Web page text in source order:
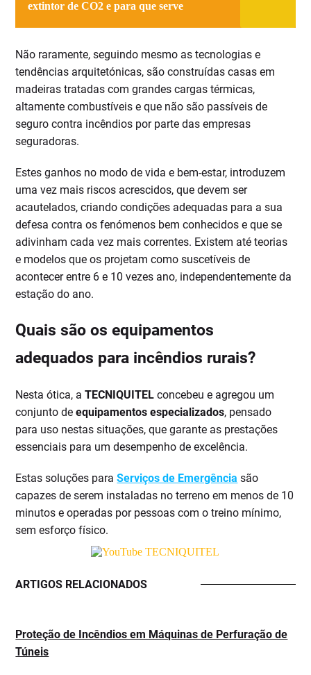
extintor de CO2 e para que serve
Não raramente, seguindo mesmo as tecnologias e
tendências arquitetónicas, são construídas casas em
madeiras tratadas com grandes cargas térmicas,
altamente combustíveis e que não são passíveis de
seguro contra incêndios por parte das empresas
seguradoras.
Estes ganhos no modo de vida e bem-estar, introduzem
uma vez mais riscos acrescidos, que devem ser
acautelados, criando condições adequadas para a sua
defesa contra os fenómenos bem conhecidos e que se
adivinham cada vez mais correntes. Existem até teorias
e modelos que os projetam como suscetíveis de
acontecer entre 6 e 10 vezes ano, independentemente da
estação do ano.
Quais são os equipamentos
adequados para incêndios rurais?
Nesta ótica, aTECNIQUITEL concebeu e agregou um
conjunto deequipamentos especializados, pensado
para uso nestas situações, que garante as prestações
essenciais para um desempenho de excelência.
Estas soluções paraServiços de Emergência são
capazes de serem instaladas no terreno em menos de 10
minutos e operadas por pessoas com o treino mínimo,
sem esforço físico.
ARTIGOS RELACIONADOS
Proteção de Incêndios em Máquinas de Perfuração de
Túneis